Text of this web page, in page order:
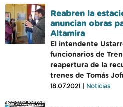
Reabren la
anuncian obras
Altamira
El intendente
funcionarios de
reapertura de la
trenes de Tomás
18.07.2021 | Noticias